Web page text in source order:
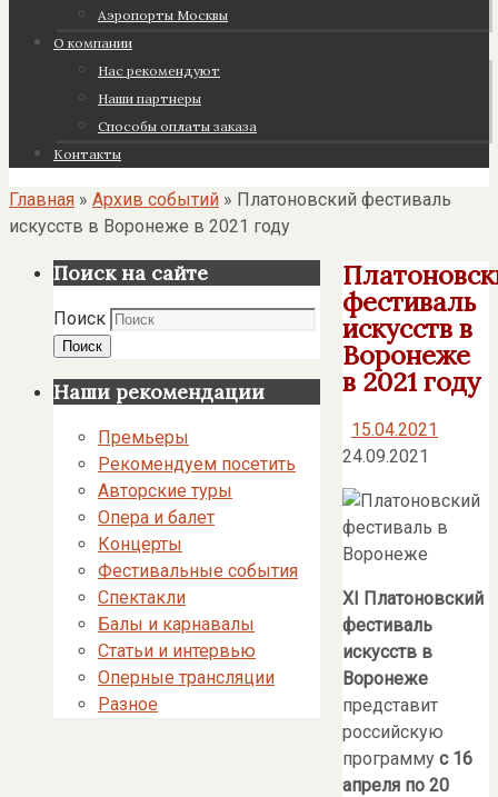
Аэропорты Москвы
О компании
Нас рекомендуют
Наши партнеры
Cпособы оплаты заказа
Контакты
Главная » Архив событий » Платоновский фестиваль
искусств в Воронеже в 2021 году
фестиваль
искусств в
Воронеже
в 2021 году
15.04.2021
24.09.2021
XI Платоновский
фестиваль
искусств в
Воронеже
представит
российскую
программу с 16
апреля по 20
Поиск на сайте
Поиск
Поиск
Наши рекомендации
Премьеры
Рекомендуем посетить
Авторские туры
Опера и балет
Концерты
Фестивальные события
Спектакли
Балы и карнавалы
Статьи и интервью
Оперные трансляции
Разное